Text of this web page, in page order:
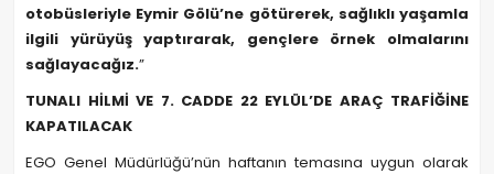
otobüsleriyle Eymir Gölü’ne götürerek, sağlıklı yaşamla
ilgili yürüyüş yaptırarak, gençlere örnek olmalarını
sağlayacağız.”
TUNALI HİLMİ VE 7. CADDE 22 EYLÜL’DE ARAÇ TRAFİĞİNE
KAPATILACAK
EGO Genel Müdürlüğü’nün haftanın temasına uygun olarak